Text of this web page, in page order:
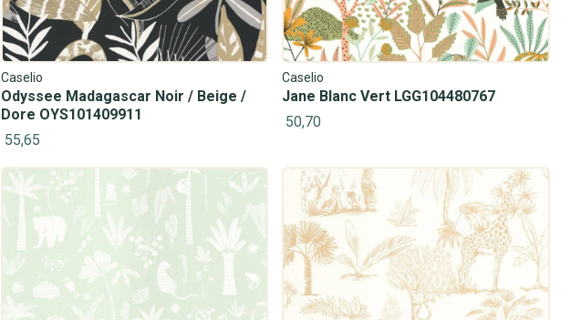
Caselio
Odyssee Madagascar Noir / Beige /
Dore OYS101409911
55,65
Caselio
Jane Blanc Vert LGG104480767
50,70